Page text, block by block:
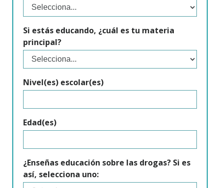
Si estás educando, ¿cuál es tu materia
principal?
Nivel(es) escolar(es)
Edad(es)
¿Enseñas educación sobre las drogas? Si es
así, selecciona uno: